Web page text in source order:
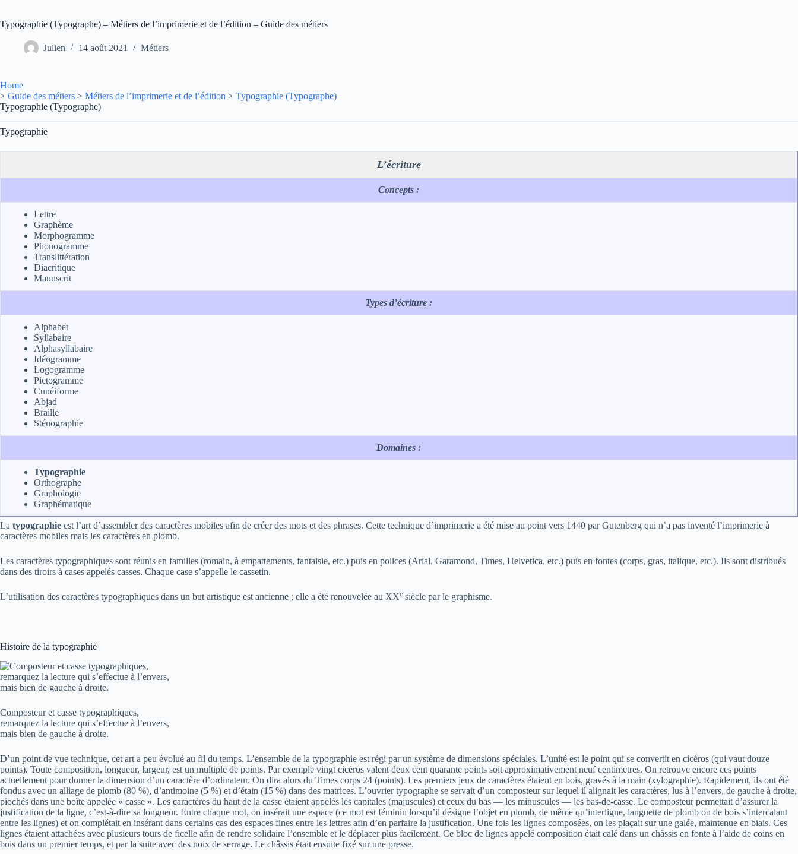
Typographie (Typographe) – Métiers de l’imprimerie et de l’édition – Guide des métiers
Julien 14 août 2021 Métiers
Home
> Guide des métiers > Métiers de l’imprimerie et de l’édition > Typographie (Typographe)
Typographie (Typographe)
Typographie
L’écriture
Concepts :
Lettre
Graphème
Morphogramme
Phonogramme
Translittération
Diacritique
Manuscrit
Types d’écriture :
Alphabet
Syllabaire
Alphasyllabaire
Idéogramme
Logogramme
Pictogramme
Cunéiforme
Abjad
Braille
Sténographie
Domaines :
Typographie
Orthographe
Graphologie
Graphématique
La typographie est l’art d’assembler des caractères mobiles afin de créer des mots et des phrases. Cette technique d’imprimerie a été mise au point vers 1440 par Gutenberg qui n’a pas inventé l’imprimerie à
caractères mobiles mais les caractères en plomb.
Les caractères typographiques sont réunis en familles (romain, à empattements, fantaisie, etc.) puis en polices (Arial, Garamond, Times, Helvetica, etc.) puis en fontes (corps, gras, italique, etc.). Ils sont distribués
dans des tiroirs à cases appelés casses. Chaque case s’appelle le cassetin.
L’utilisation des caractères typographiques dans un but artistique est ancienne ; elle a été renouvelée au XXe siècle par le graphisme.
Histoire de la typographie
Composteur et casse typographiques,
remarquez la lecture qui s’effectue à l’envers,
mais bien de gauche à droite.
D’un point de vue technique, cet art a peu évolué au fil du temps. L’ensemble de la typographie est régi par un système de dimensions spéciales. L’unité est le point qui se convertit en cicéros (qui vaut douze
points). Toute composition, longueur, largeur, est un multiple de points. Par exemple vingt cicéros valent deux cent quarante points soit approximativement neuf centimètres. On retrouve encore ces points
actuellement pour donner la dimension d’un caractère d’ordinateur. On dira alors du Times corps 24 (points). Les premiers jeux de caractères étaient en bois, gravés à la main (xylographie). Rapidement, ils ont été
fondus avec un alliage de plomb (80 %), d’antimoine (5 %) et d’étain (15 %) dans des matrices. L’ouvrier typographe se servait d’un composteur sur lequel il alignait les caractères, lus à l’envers, de gauche à droite,
piochés dans une boîte appelée « casse ». Les caractères du haut de la casse étaient appelés les capitales (majuscules) et ceux du bas — les minuscules — les bas-de-casse. Le composteur permettait d’assurer la
justification de la ligne, c’est-à-dire sa longueur. Entre chaque mot, on insérait une espace (ce mot est féminin lorsqu’il désigne l’objet en plomb, de même qu’interligne, languette de plomb ou de bois s’intercalant
entre les lignes) et on complétait en insérant dans certains cas des espaces fines entre les lettres afin d’en parfaire la justification. Une fois les lignes composées, on les plaçait sur une galée, maintenue en biais. Ces
lignes étaient attachées avec plusieurs tours de ficelle afin de rendre solidaire l’ensemble et le déplacer plus facilement. Ce bloc de lignes appelé composition était calé dans un châssis en fonte à l’aide de coins en
bois dans un premier temps, et par la suite avec des noix de serrage. Le châssis était ensuite fixé sur une presse.